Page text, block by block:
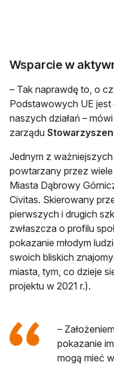
Wsparcie w
– Tak naprawdę to, o
Podstawowych UE jest
naszych działań –
zarządu
Jednym z ważniejszych
powtarzany przez
Miasta Dąbrowy
Civitas. Skierowany
pierwszych i drugich
zwłaszcza o profilu
pokazanie młodym
swoich bliskich
miasta, tym, co dzieje
projektu w 2021 r.).
–
pokazanie
mogą mieć